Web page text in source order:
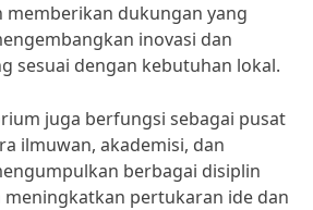
dukungan yang
inovasi dan
sesuai dengan kebutuhan lokal.
juga berfungsi sebagai pusat
ilmuwan, akademisi, dan
berbagai disiplin
pertukaran ide dan